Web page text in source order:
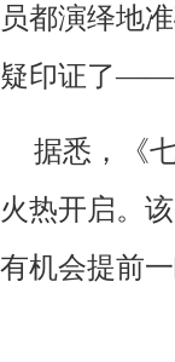
员都演绎地
疑印证了——
据悉， 《
火热开启。
有机会提前